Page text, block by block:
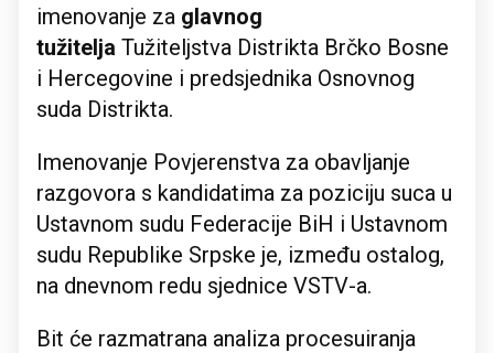
imenovanje za glavnog
tužitelja Tužiteljstva Distrikta Brčko Bosne
i Hercegovine i predsjednika Osnovnog
suda Distrikta.
Imenovanje Povjerenstva za obavljanje
razgovora s kandidatima za poziciju suca u
Ustavnom sudu Federacije BiH i Ustavnom
sudu Republike Srpske je, između ostalog,
na dnevnom redu sjednice VSTV-a.
Bit će razmatrana analiza procesuiranja